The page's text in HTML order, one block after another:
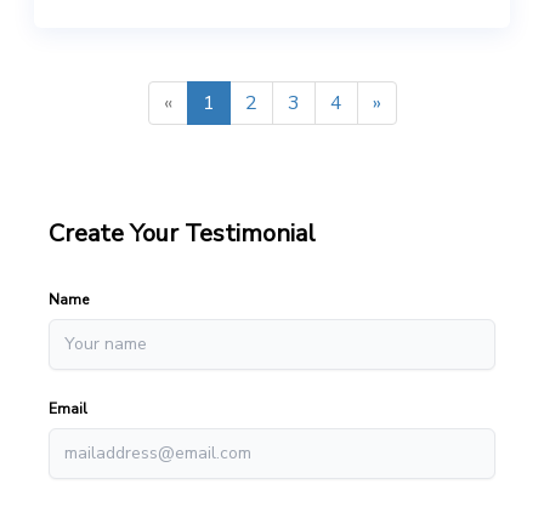
« 1 2 3 4 »
Create Your Testimonial
Name
Email